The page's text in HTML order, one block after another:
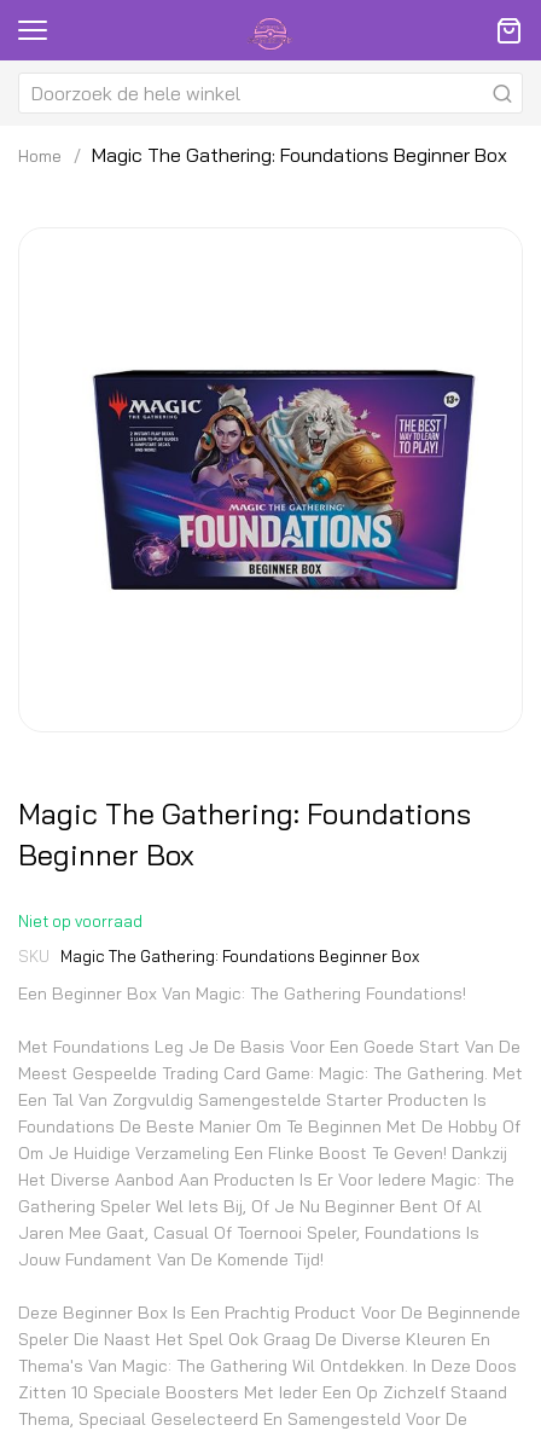
Home Magic The Gathering: Foundations Beginner Box
afbeeldingen-
Magic The Gathering: Foundations
Beginner Box
Niet op voorraad
SKU
Magic The Gathering: Foundations Beginner Box
Een Beginner Box Van Magic: The Gathering Foundations!
Met Foundations Leg Je De Basis Voor Een Goede Start Van De
Meest Gespeelde Trading Card Game: Magic: The Gathering. Met
Een Tal Van Zorgvuldig Samengestelde Starter Producten Is
Foundations De Beste Manier Om Te Beginnen Met De Hobby Of
Om Je Huidige Verzameling Een Flinke Boost Te Geven! Dankzij
Het Diverse Aanbod Aan Producten Is Er Voor Iedere Magic: The
Gathering Speler Wel Iets Bij, Of Je Nu Beginner Bent Of Al
Jaren Mee Gaat, Casual Of Toernooi Speler, Foundations Is
Jouw Fundament Van De Komende Tijd!
Deze Beginner Box Is Een Prachtig Product Voor De Beginnende
Speler Die Naast Het Spel Ook Graag De Diverse Kleuren En
Thema's Van Magic: The Gathering Wil Ontdekken. In Deze Doos
Zitten 10 Speciale Boosters Met Ieder Een Op Zichzelf Staand
Thema, Speciaal Geselecteerd En Samengesteld Voor De